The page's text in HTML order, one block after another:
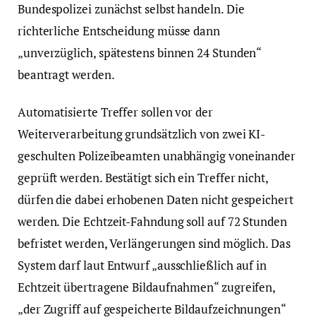
Bundespolizei zunächst selbst handeln. Die
richterliche Entscheidung müsse dann
„unverzüglich, spätestens binnen 24 Stunden“
beantragt werden.
Automatisierte Treffer sollen vor der
Weiterverarbeitung grundsätzlich von zwei KI-
geschulten Polizeibeamten unabhängig voneinander
geprüft werden. Bestätigt sich ein Treffer nicht,
dürfen die dabei erhobenen Daten nicht gespeichert
werden. Die Echtzeit-Fahndung soll auf 72 Stunden
befristet werden, Verlängerungen sind möglich. Das
System darf laut Entwurf „ausschließlich auf in
Echtzeit übertragene Bildaufnahmen“ zugreifen,
„der Zugriff auf gespeicherte Bildaufzeichnungen“